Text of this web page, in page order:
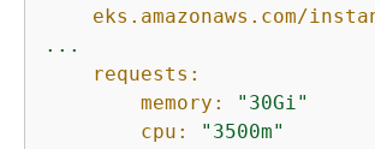
eks.amazonaws.com/
...
requests:
memory:
"30Gi"
cpu:
"3500m"